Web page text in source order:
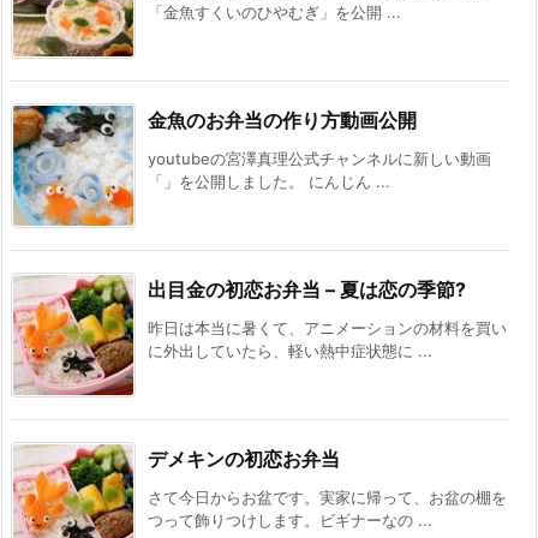
「金魚すくいのひやむぎ」を公開 ...
金魚のお弁当の作り方動画公開
youtubeの宮澤真理公式チャンネルに新しい動画
「」を公開しました。 にんじん ...
出目金の初恋お弁当 – 夏は恋の季節?
昨日は本当に暑くて、アニメーションの材料を買い
に外出していたら、軽い熱中症状態に ...
デメキンの初恋お弁当
さて今日からお盆です。実家に帰って、お盆の棚を
つって飾りつけします。ビギナーなの ...